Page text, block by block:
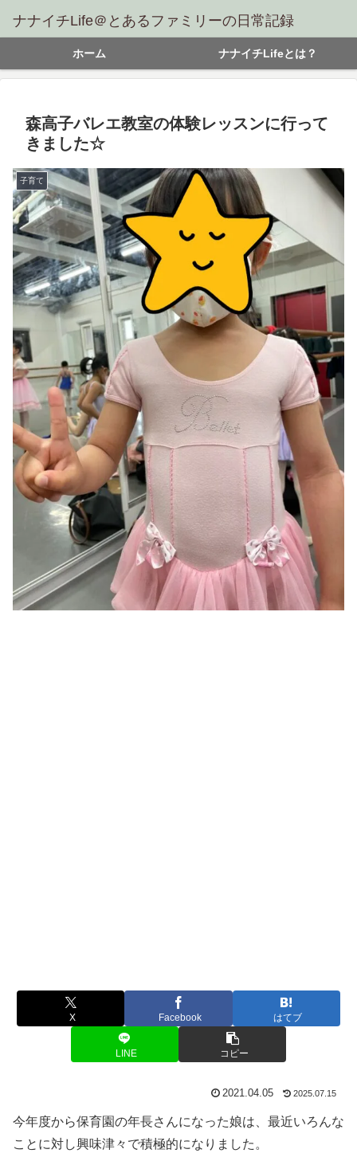
ナナイチLife＠とあるファミリーの日常記録
ホーム ナナイチLifeとは？
森高子バレエ教室の体験レッスンに行って
きました☆
子育て
X Facebook はてブ
LINE コピー
2021.04.05 2025.07.15
今年度から保育園の年長さんになった娘は、最近いろんな
ことに対し興味津々で積極的になりました。